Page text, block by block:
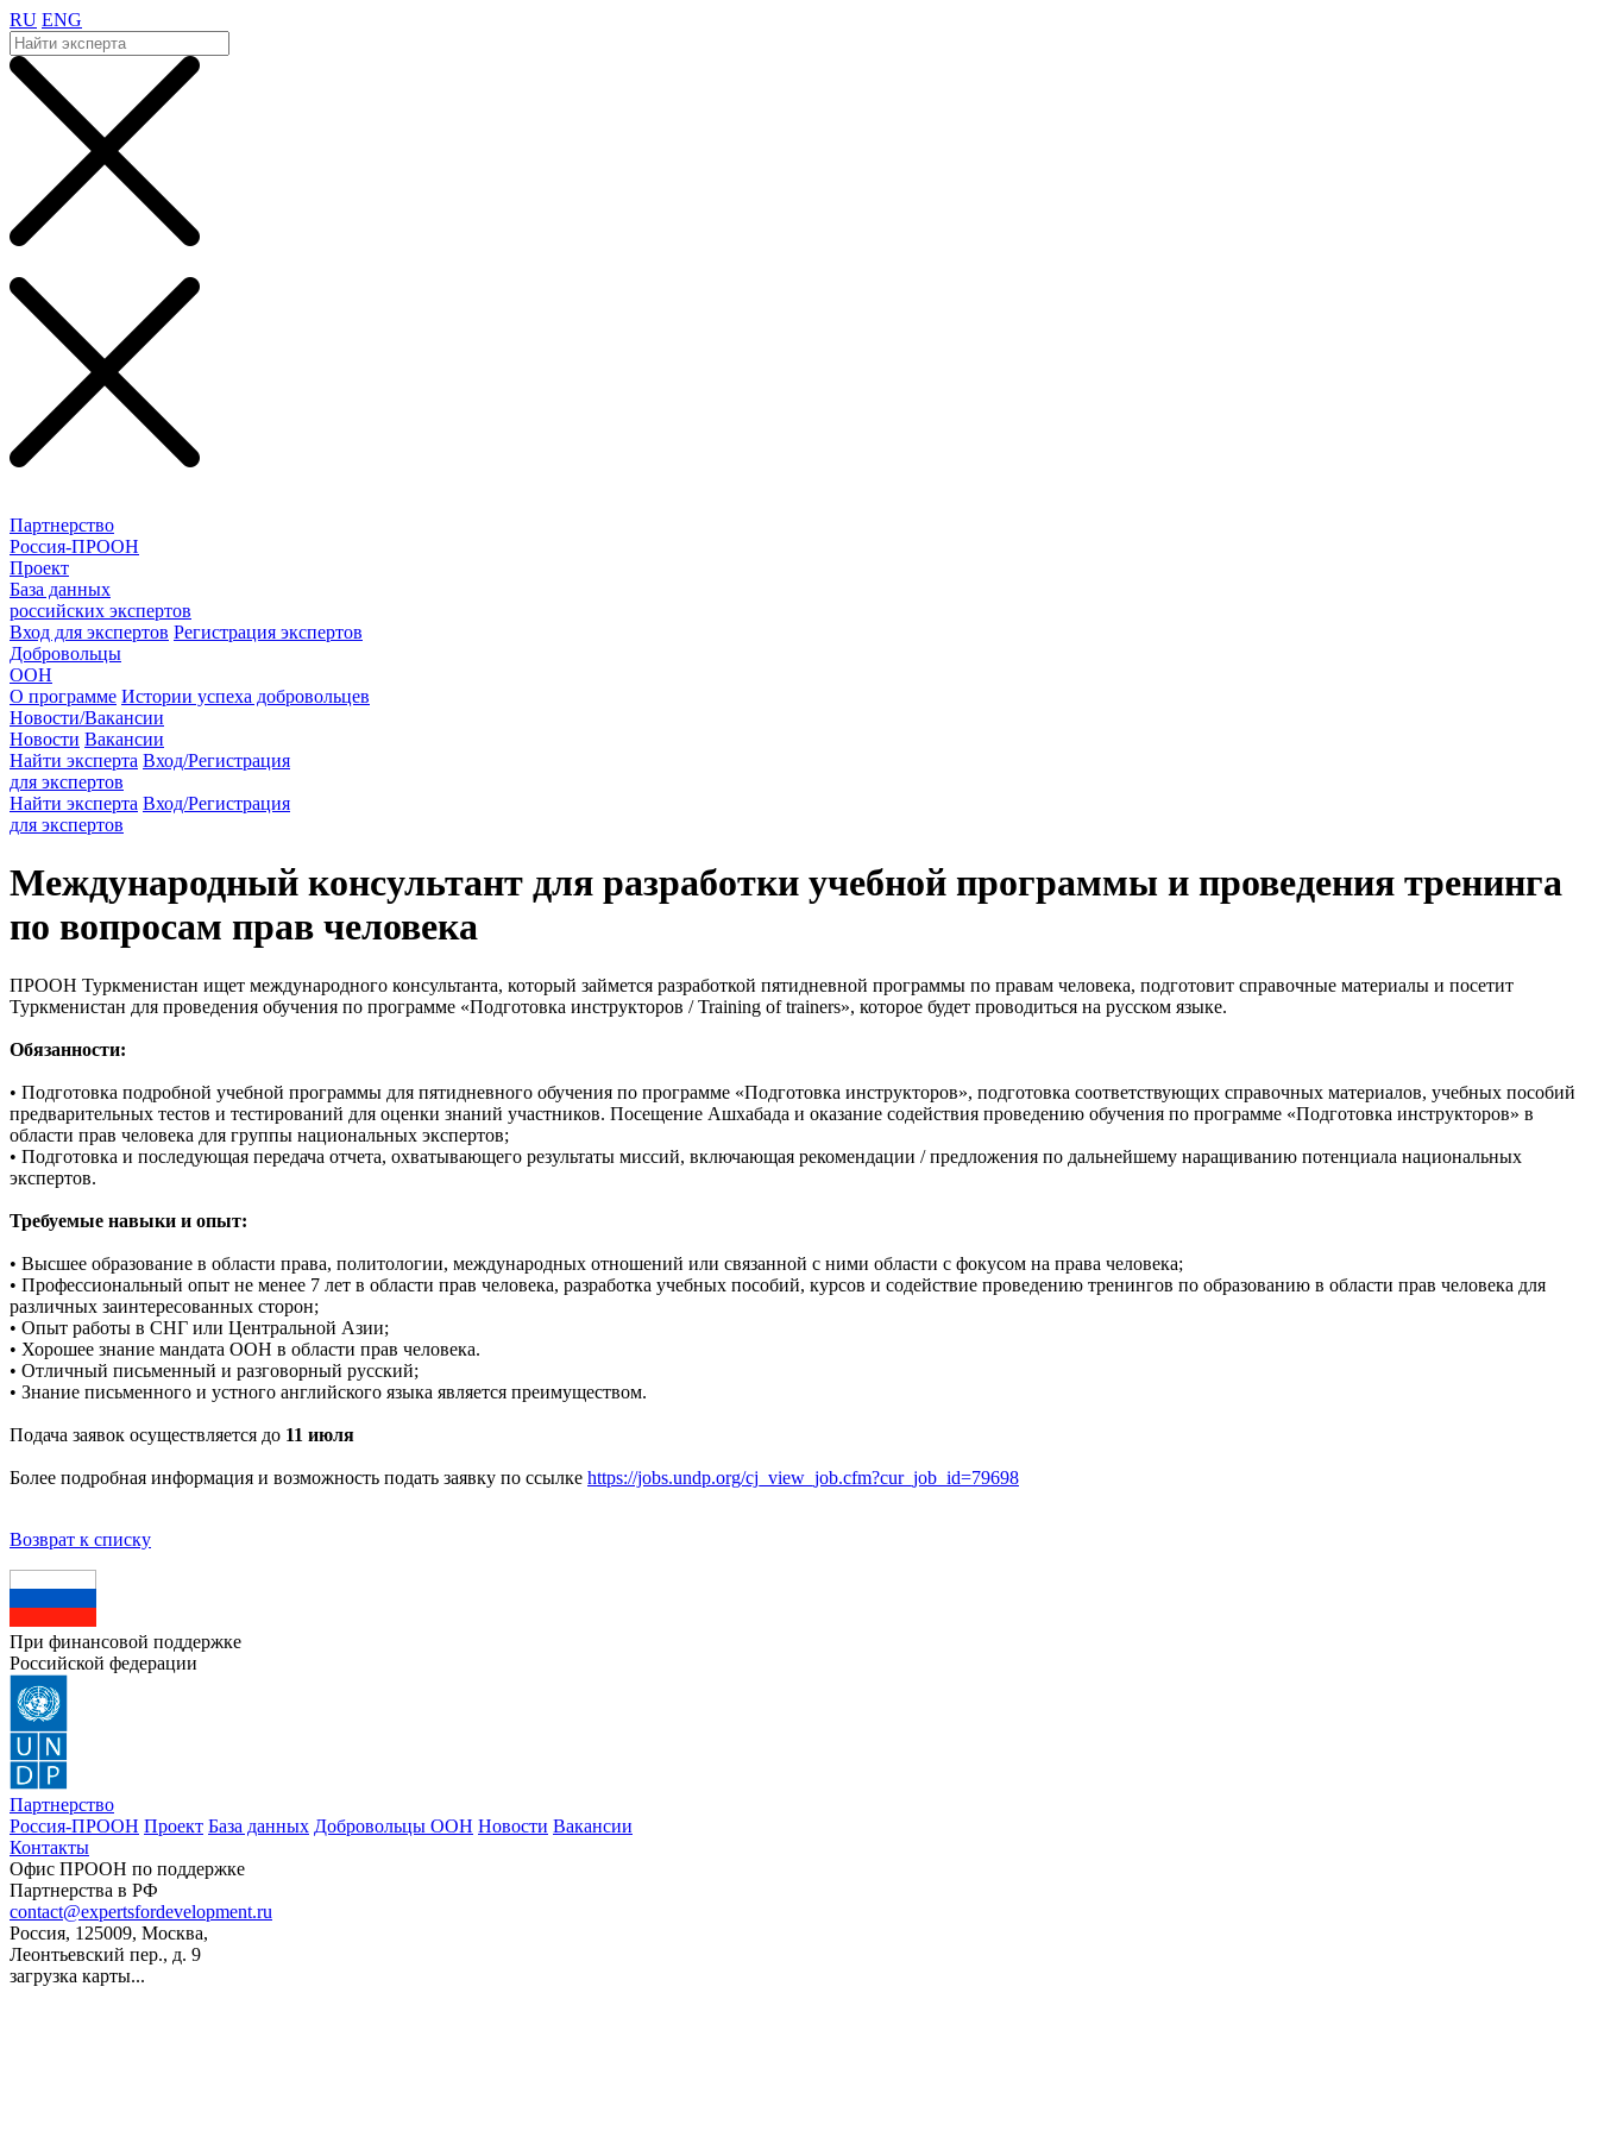
RU ENG
Партнерство
Россия-ПРООН
Проект
База данных
российских экспертов
Вход для экспертов Регистрация экспертов
Добровольцы
ООН
О программе Истории успеха добровольцев
Новости/Вакансии
Новости Вакансии
Найти эксперта Вход/Регистрация
для экспертов
Найти эксперта Вход/Регистрация
для экспертов
Международный консультант для разработки учебной программы и проведения тренинга
по вопросам прав человека
ПРООН Туркменистан ищет международного консультанта, который займется разработкой пятидневной программы по правам человека, подготовит справочные материалы и посетит
Туркменистан для проведения обучения по программе «Подготовка инструкторов / Training of trainers», которое будет проводиться на русском языке.
Обязанности:
• Подготовка подробной учебной программы для пятидневного обучения по программе «Подготовка инструкторов», подготовка соответствующих справочных материалов, учебных пособий
предварительных тестов и тестирований для оценки знаний участников. Посещение Ашхабада и оказание содействия проведению обучения по программе «Подготовка инструкторов» в
области прав человека для группы национальных экспертов;
• Подготовка и последующая передача отчета, охватывающего результаты миссий, включающая рекомендации / предложения по дальнейшему наращиванию потенциала национальных
экспертов.
Требуемые навыки и опыт:
• Высшее образование в области права, политологии, международных отношений или связанной с ними области с фокусом на права человека;
• Профессиональный опыт не менее 7 лет в области прав человека, разработка учебных пособий, курсов и содействие проведению тренингов по образованию в области прав человека для
различных заинтересованных сторон;
• Опыт работы в СНГ или Центральной Азии;
• Хорошее знание мандата ООН в области прав человека.
• Отличный письменный и разговорный русский;
• Знание письменного и устного английского языка является преимуществом.
Подача заявок осуществляется до 11 июля
Более подробная информация и возможность подать заявку по ссылке https://jobs.undp.org/cj_view_job.cfm?cur_job_id=79698
Возврат к списку
При финансовой поддержке
Российской федерации
Партнерство
Россия-ПРООН Проект База данных Добровольцы ООН Новости Вакансии
Контакты
Офис ПРООН по поддержке
Партнерства в РФ
contact@expertsfordevelopment.ru
Россия, 125009, Москва,
Леонтьевский пер., д. 9
загрузка карты...